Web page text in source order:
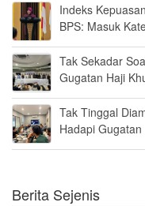
Indeks
BPS: Masuk
Tak Sekadar
Gugatan Haji
Tak Tinggal
Hadapi
Berita Sejenis